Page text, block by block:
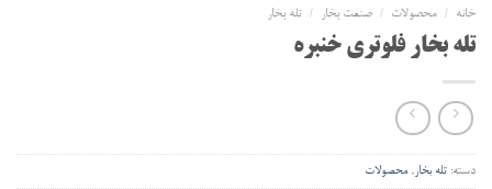
خانه / محصولات / صنعت بخار / تله بخار
تله بخار فلوتری خنبره
دسته: تله بخار ,محصولات